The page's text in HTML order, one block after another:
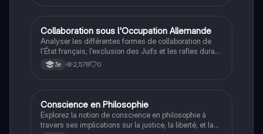
CHistoire
Collaboration sous l'Occupation Allemande
Analyser les différentes formes de collaboration de
l'État français, l'exclusion des Juifs et les rafles durant
la Seconde Guerre mondiale.
3e 2,578 0
Philosophie
Conscience en Philosophie
Explorez la notion de conscience en philosophie à
travers ses implications sur la justice, la liberté, et la